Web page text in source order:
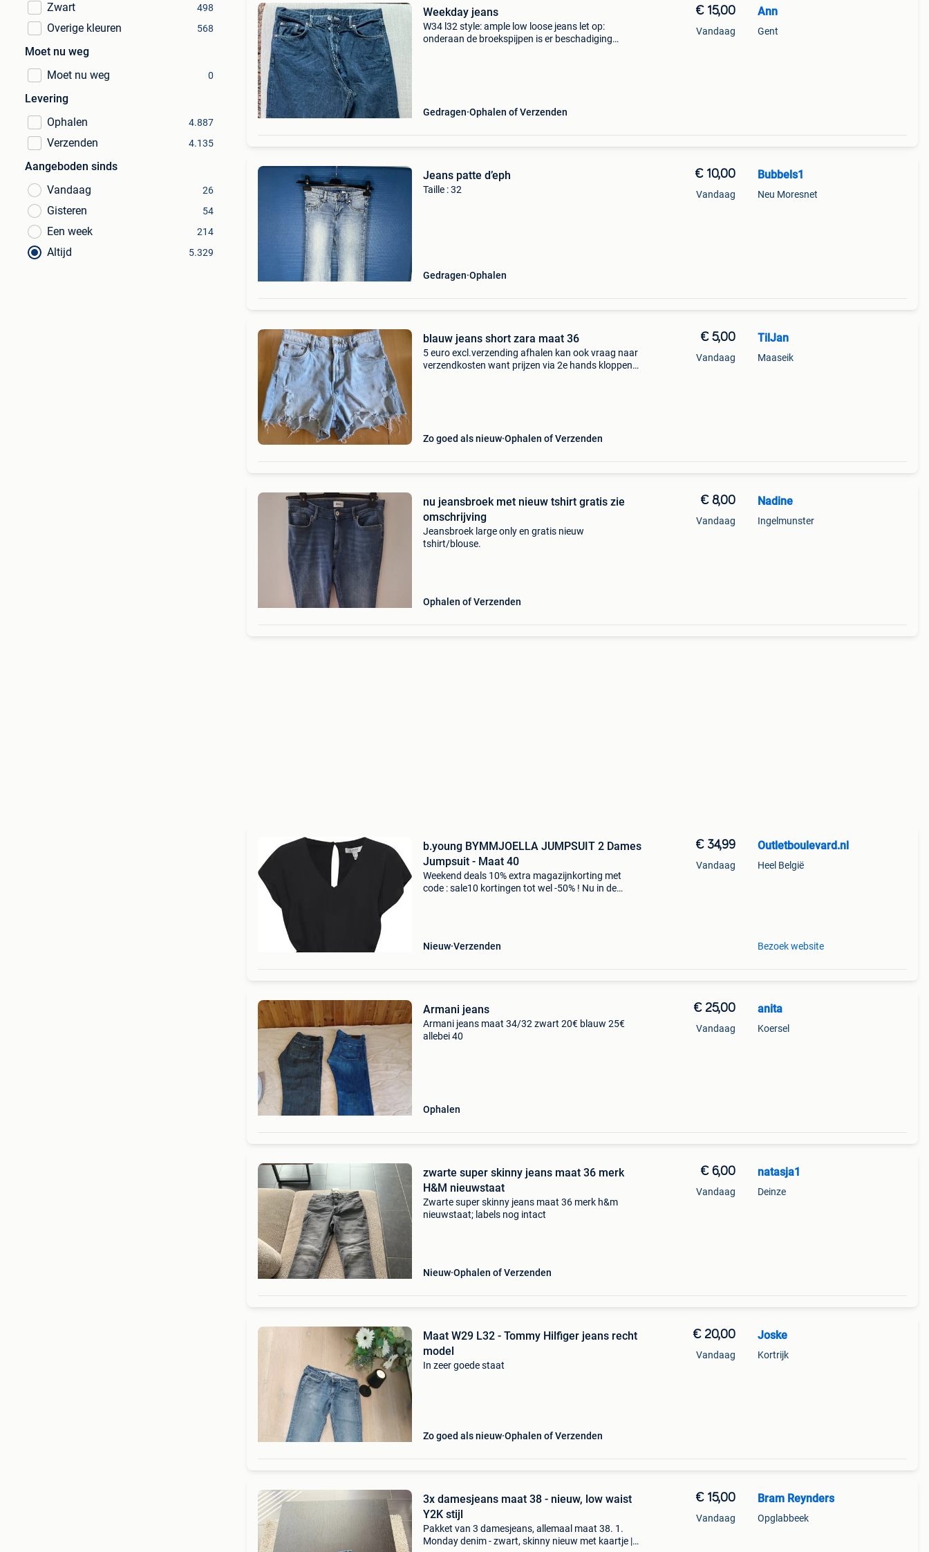
Zwart 498
Overige kleuren 568
Moet nu weg
Moet nu weg
0
Levering
Ophalen
4.887
Verzenden 4.135
Aangeboden sinds
Vandaag
26
Gisteren 54
Een week 214
Altijd 5.329
Weekday jeans
W34 l32 style: ample low loose jeans let op:
onderaan de broekspijpen is er beschadiging
Gedragen Ophalen of Verzenden
€ 15,00
Vandaag
Ann
Gent
Jeans patte d’eph
Taille : 32
Gedragen Ophalen
€ 10,00
Vandaag
Bubbels1
Neu Moresnet
blauw jeans short zara maat 36
5 euro excl.verzending afhalen kan ook vraag naar
verzendkosten want prijzen via 2e hands kloppen
Zo goed als nieuw Ophalen of Verzenden
€ 5,00
Vandaag
TilJan
Maaseik
nu jeansbroek met nieuw tshirt gratis zie
omschrijving
Jeansbroek large only en gratis nieuw
tshirt/blouse.
Ophalen of Verzenden
€ 8,00
Vandaag
Nadine
Ingelmunster
b.young BYMMJOELLA JUMPSUIT 2 Dames
Jumpsuit - Maat 40
Weekend deals 10% extra magazijnkorting met
code : sale10 kortingen tot wel -50% ! Nu in de
Nieuw Verzenden
€ 34,99
Vandaag
Outletboulevard.nl
Heel België
Bezoek website
Armani jeans
Armani jeans maat 34/32 zwart 20€ blauw 25€
allebei 40
Ophalen
€ 25,00
Vandaag
anita
Koersel
zwarte super skinny jeans maat 36 merk
H&M nieuwstaat
Zwarte super skinny jeans maat 36 merk h&m
nieuwstaat; labels nog intact
Nieuw Ophalen of Verzenden
€ 6,00
Vandaag
natasja1
Deinze
Maat W29 L32 - Tommy Hilfiger jeans recht
model
In zeer goede staat
Zo goed als nieuw Ophalen of Verzenden
€ 20,00
Vandaag
Joske
Kortrijk
3x damesjeans maat 38 - nieuw, low waist
Y2K stijl
Pakket van 3 damesjeans, allemaal maat 38. 1.
Monday denim - zwart, skinny nieuw met kaartje |
€ 15,00
Vandaag
Bram Reynders
Opglabbeek